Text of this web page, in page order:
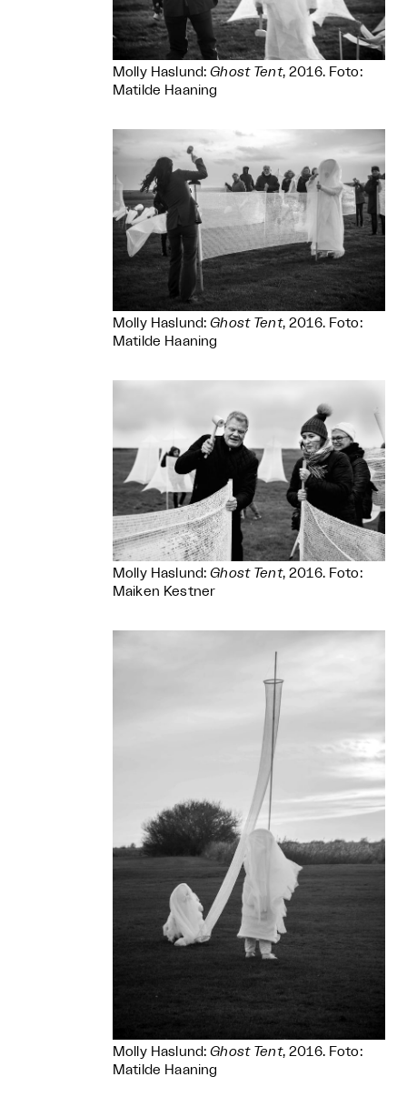
Molly Haslund:Ghost Tent, 2016. Foto:
Matilde Haaning
Molly Haslund:Ghost Tent, 2016. Foto:
Matilde Haaning
Molly Haslund:Ghost Tent, 2016. Foto:
Maiken Kestner
Molly Haslund:Ghost Tent, 2016. Foto:
Matilde Haaning